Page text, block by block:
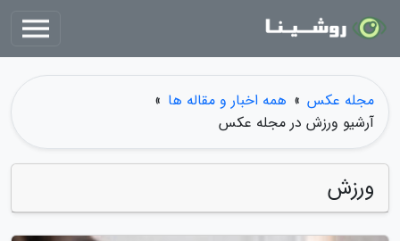
مجله عکس » همه اخبار و مقاله ها »
آرشیو ورزش در مجله عکس
ورزش